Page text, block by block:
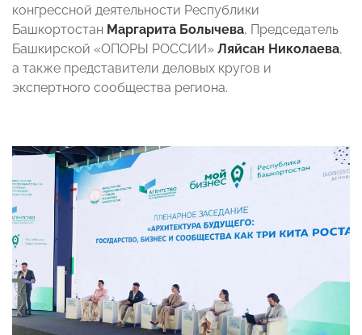
конгрессной деятельности Республики
Башкортостан Маргарита Болычева, Председатель
Башкирской «ОПОРЫ РОССИИ» Ляйсан Николаева,
а также представители деловых кругов и
экспертного сообщества региона.